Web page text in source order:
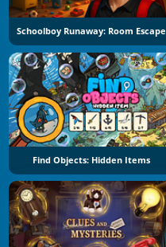
Schoolboy Runaway: Room Escape
Find Objects: Hidden Items